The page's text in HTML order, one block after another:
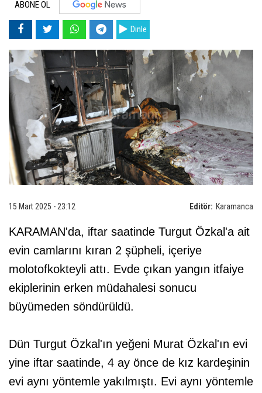
ABONE OL
Dinle
Editör: Karamanca
15 Mart 2025 - 23:12
KARAMAN'da, iftar saatinde Turgut Özkal'a ait
evin camlarını kıran 2 şüpheli, içeriye
molotofkokteyli attı. Evde çıkan yangın itfaiye
ekiplerinin erken müdahalesi sonucu
büyümeden söndürüldü.
Dün Turgut Özkal'ın yeğeni Murat Özkal'ın evi
yine iftar saatinde, 4 ay önce de kız kardeşinin
evi aynı yöntemle yakılmıştı. Evi aynı yöntemle